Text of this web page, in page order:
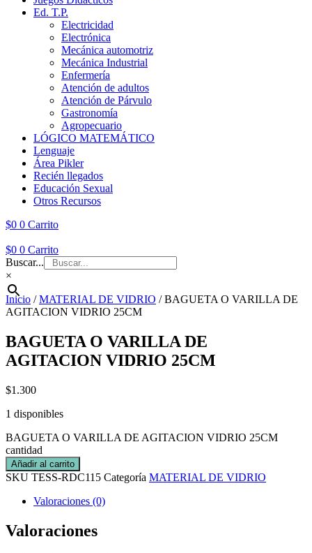
Ed. T.P.
Electricidad
Electrónica
Mecánica automotriz
Mecánica Industrial
Enfermería
Atención de adultos
Atención de Párvulo
Gastronomía
Agropecuario
LÓGICO MATEMÁTICO
Lenguaje
Área Pikler
Recién llegados
Educación Sexual
Otros Recursos
$0 0 Carrito
$0 0 Carrito
Buscar...
×
Inicio /MATERIAL DE VIDRIO / BAGUETA O VARILLA DE
AGITACION VIDRIO 25CM
BAGUETA O VARILLA DE
AGITACION VIDRIO 25CM
$1.300
1 disponibles
BAGUETA O VARILLA DE AGITACION VIDRIO 25CM
cantidad
Añadir al carrito
SKU TESS-RDC115 Categoría MATERIAL DE VIDRIO
Valoraciones (0)
Valoraciones